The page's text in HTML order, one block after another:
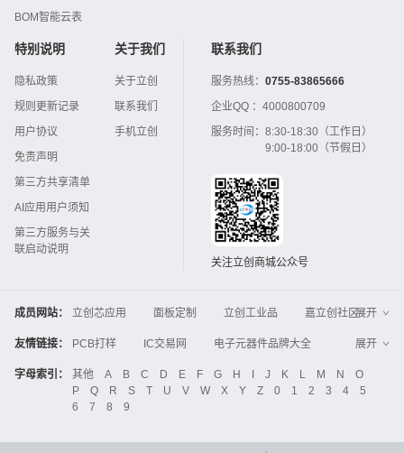
BOM智能云表
特别说明
隐私政策
规则更新记录
用户协议
免责声明
第三方共享清单
AI应用用户须知
第三方服务与关
联启动说明
关于我们
关于立创
联系我们
手机立创
联系我们
服务热线： 0755-83865666
企业QQ ： 4000800709
服务时间： 8:30-18:30（工作日）
9:00-18:00（节假日）
关注立创商城公众号
成员网站： 立创芯应用 面板定制 立创工业品
嘉立创社区
3D打印
嘉立创FPC 嘉立创PCB
嘉立创FA
Global Website LCSC
ZXHPCB
展开
友情链接： PCB打样 IC交易网
电子元器件品牌大全
中国IC网
智能电网 机电设备
电子工程网
晶振
电子技术应用 21icsearch
电子展
工业品采购
IC电子网 锂电池 集成灶
展开
字母索引： 其他 A B C D E F G H I J K L M N
O
P
Q R S T U V W X Y Z 0 1 2 3 4
5
6
7 8 9